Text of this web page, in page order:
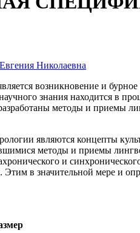
Николаевна
возникновение и
знания находится в
методы и приемы
являются концепты
методы и приемы
и
в значительной мере и